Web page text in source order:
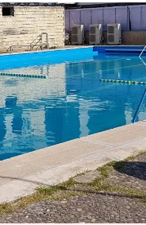
آخرین
مقالات
منتخب
سردبیر
سرزمین موج های آبی
مشهد